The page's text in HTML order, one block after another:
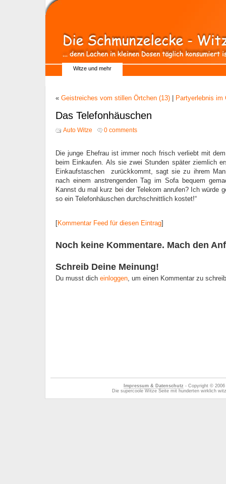
Witze und mehr
« Geistreiches vom stillen Örtchen (13) Partyerlebnis im
Das Telefonhäuschen
Auto Witze 0 comments
Die junge Ehefrau ist immer noch frisch verliebt mit
beim Einkaufen. Als sie zwei Stunden später ziemlich
Einkaufstaschen zurückkommt, sagt sie zu ihrem
nach einem anstrengenden Tag im Sofa bequem
Kannst du mal kurz bei der Telekom anrufen? Ich würde
so ein Telefonhäuschen durchschnittlich kostet!“
[Kommentar Feed für diesen Eintrag]
Noch keine Kommentare. Mach den
Schreib Deine Meinung!
Du musst dich einloggen, um einen Kommentar zu
Impressum & Datenschutz - Copyright ©
Die supercoole Witze Seite mit hunderten wirklich